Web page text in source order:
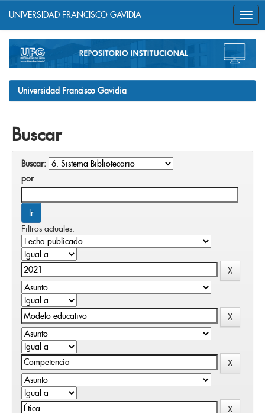
navigation
UNIVERSIDAD FRANCISCO GAVIDIA
Universidad Francisco Gavidia
Buscar
Buscar:
por
Filtros actuales: